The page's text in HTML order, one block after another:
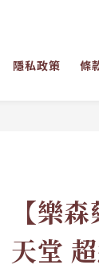
隱私政策 條
【樂
天堂